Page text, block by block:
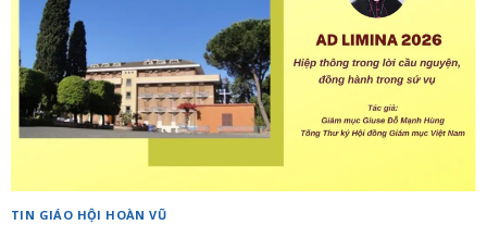
TIN GIÁO HỘI HOÀN VŨ